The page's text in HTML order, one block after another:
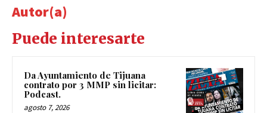
Autor(a)
Puede interesarte
Da Ayuntamiento de Tijuana
contrato por 3 MMP sin licitar:
Podcast.
agosto 7, 2026